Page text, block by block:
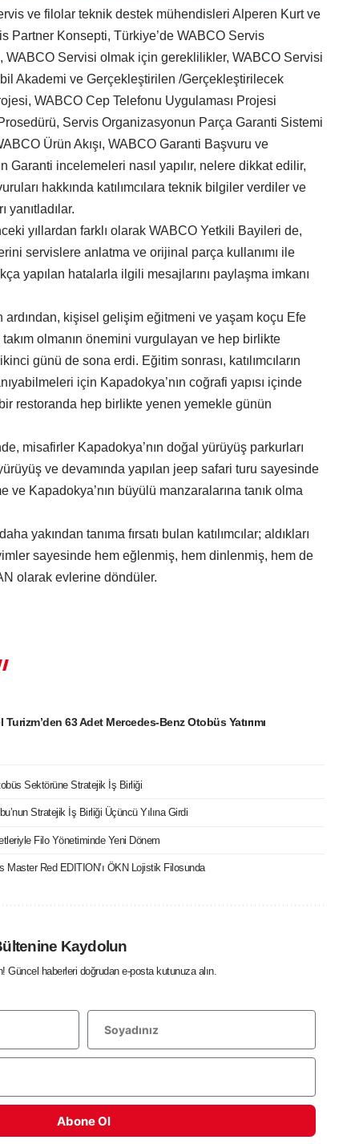
ve filolar teknik destek mühendisleri Alperen Kurt ve
Partner Konsepti, Türkiye’de WABCO Servis
WABCO Servisi olmak için gereklilikler, WABCO Servisi
Akademi ve Gerçekleştirilen /Gerçekleştirilecek
WABCO Cep Telefonu Uygulaması Projesi
Servis Organizasyonun Parça Garanti Sistemi
Ürün Akışı, WABCO Garanti Başvuru ve
Garanti incelemeleri nasıl yapılır, nelere dikkat edilir,
hakkında katılımcılara teknik bilgiler verdiler ve
yanıtladılar.
yıllardan farklı olarak WABCO Yetkili Bayileri de,
servislere anlatma ve orijinal parça kullanımı ile
yapılan hatalarla ilgili mesajlarını paylaşma imkanı
kişisel gelişim eğitmeni ve yaşam koçu Efe
olmanın önemini vurgulayan ve hep birlikte
günü de sona erdi. Eğitim sonrası, katılımcıların
için Kapadokya’nın coğrafi yapısı içinde
restoranda hep birlikte yenen yemekle günün
misafirler Kapadokya’nın doğal yürüyüş parkurları
ve devamında yapılan jeep safari turu sayesinde
ve Kapadokya’nın büyülü manzaralarına tanık olma
yakından tanıma fırsatı bulan katılımcılar; aldıkları
sayesinde hem eğlenmiş, hem dinlenmiş, hem de
olarak evlerine döndüler.
63 Adet Mercedes-Benz Otobüs Yatırımı
Sektörüne Stratejik İş Birliği
Stratejik İş Birliği Üçüncü Yılına Girdi
Filo Yönetiminde Yeni Dönem
Master Red EDITION’ı ÖKN Lojistik Filosunda
Kaydolun
Güncel haberleri doğrudan e-posta kutunuza alın.
Abone Ol